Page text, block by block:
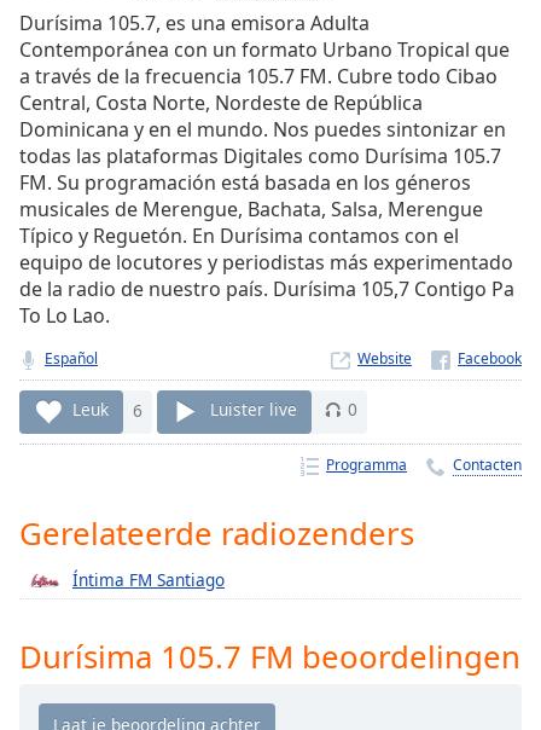
TypeLIVE
Seek to
live,
currently
behind
liveLIVE
Remaining
Time-
Playback
Rate
Chapters
Descriptions
selected
Subtitles
settings,
subtitles
Durísima 105.7, es una emisora Adulta
Contemporánea con un formato Urbano Tropical que
a través de la frecuencia 105.7 FM. Cubre todo Cibao
Central, Costa Norte, Nordeste de República
Dominicana y en el mundo. Nos puedes sintonizar en
todas las plataformas Digitales como Durísima 105.7
FM. Su programación está basada en los géneros
musicales de Merengue, Bachata, Salsa, Merengue
Típico y Reguetón. En Durísima contamos con el
equipo de locutores y periodistas más experimentado
de la radio de nuestro país. Durísima 105,7 Contigo Pa
To Lo Lao.
Español Website
Leuk 6 Luister live 0
Programma Contacten
Gerelateerde radiozenders
Íntima FM Santiago
Durísima 105.7 FM beoordelingen